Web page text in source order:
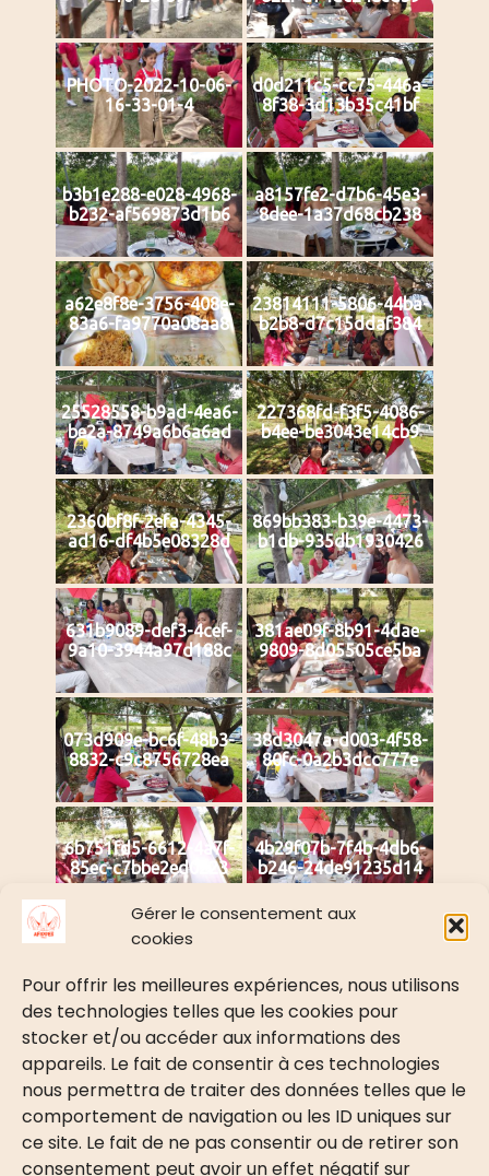
Gérer le consentement aux
cookies
Pour offrir les meilleures expériences, nous utilisons
des technologies telles que les cookies pour
stocker et/ou accéder aux informations des
appareils. Le fait de consentir à ces technologies
nous permettra de traiter des données telles que le
comportement de navigation ou les ID uniques sur
ce site. Le fait de ne pas consentir ou de retirer son
consentement peut avoir un effet négatif sur
PHOTO-2022-10-06-
16-33-01-4
d0d211c5-cc75-446a-
8f38-3d13b35c41bf
b3b1e288-e028-4968-
b232-af569873d1b6
a8157fe2-d7b6-45e3-
8dee-1a37d68cb238
a62e8f8e-3756-408e-
83a6-fa9770a08aa8
23814111-5806-44ba-
b2b8-d7c15ddaf384
25528558-b9ad-4ea6-
be2a-8749a6b6a6ad
227368fd-f3f5-4086-
b4ee-be3043e14cb9
2360bf8f-2efa-4345-
ad16-df4b5e08328d
869bb383-b39e-4473-
b1db-935db1930426
631b9089-def3-4cef-
9a10-3944a97d188c
381ae09f-8b91-4dae-
9809-8d05505ce5ba
073d909e-bc6f-48b3-
8832-c9c8756728ea
38d3047a-d003-4f58-
80fc-0a2b3dcc777e
6b751fd5-6612-4a7f-
85ec-c7bbe2ed0223
4b29f07b-7f4b-4db6-
b246-24de91235d14
PRÉSENTATION
Présentation
Le mot de la présidente
BÉNÉVOLAT